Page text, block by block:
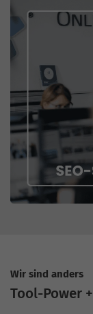
Wir sind anders
Tool-Power